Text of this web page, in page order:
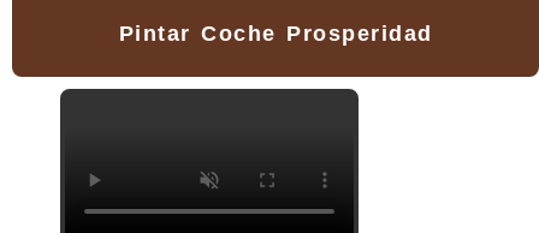
Pintar Coche Prosperidad